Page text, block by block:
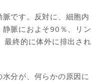
です。反対に、細胞内
脈におよそ90％、リン
最終的に体外に排出され
分が、何らかの原因に